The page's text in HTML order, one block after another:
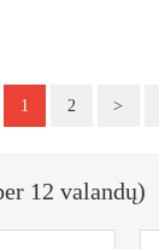
1 2 >
12 valandų)